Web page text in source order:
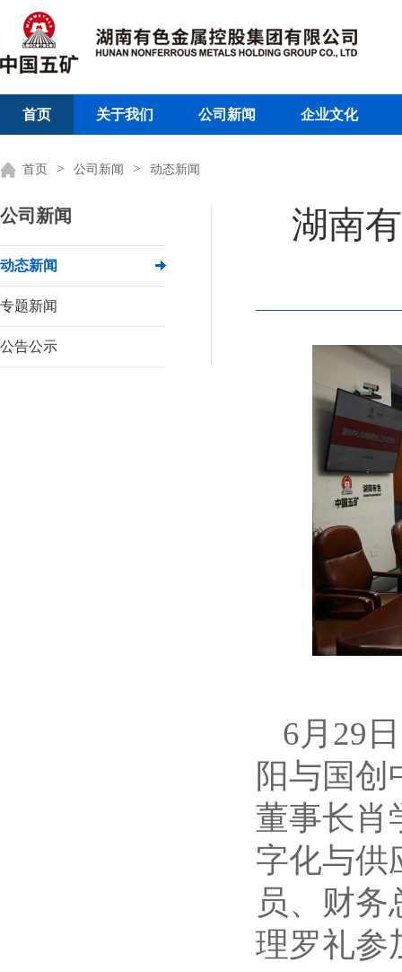
首页 关于我们 公司新闻 企业文化
首页 > 公司新闻 > 动态新闻
公司新闻
动态新闻
专题新闻
公告公示
湖南
6月29
阳与国创
董事长肖
字化与供
员、财
理罗礼参